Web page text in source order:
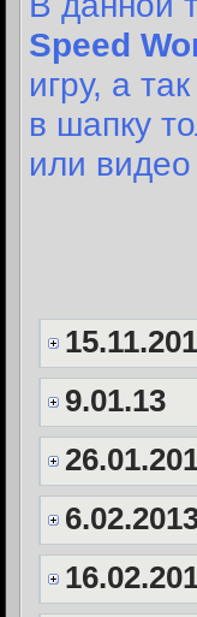
Speed
игру, а
в шапку
или видео
9.01.13